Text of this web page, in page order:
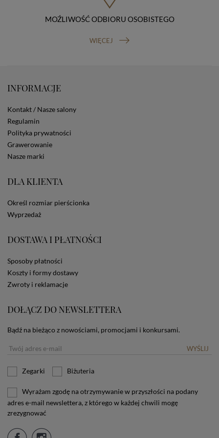
Osobowych, ul. Stawki 2, 00-193 Warszawa) oraz
prawo do cofnięcia zgody na przetwarzanie danych
osobowych (masz prawo cofnięcia zgody na
cofnięcie zgody nie ma wpływu na zgodność z prawem
Podanie przez Ciebie danych jest dobrowolne. Jeżeli
zawartości naszej strony
Zautomatyzowane podejmowanie decyzji
Na stronie Sklepu są wykorzystywane pliki cookies.
Stosowane są one w celach zapewnienia maksymalnej
wygody wszystkich użytkowników (w tym Kupujących)
przy korzystaniu ze Sklepu (zapamiętywanie
statystycznych, także przez inne portale, w tym
ze Sklepu bez zmiany ustawień w przeglądarce
dotyczących cookies oznacza, że będą one
stosowanie plików cookies powinien zmienić
informacji o plikach cookies.
MOŹLIWOŚĆ ODBIORU OSOBISTEGO
WIĘCEJ
INFORMACJE
Kontakt / Nasze salony
Regulamin
Polityka prywatności
Grawerowanie
Nasze marki
DLA KLIENTA
Określ rozmiar pierścionka
Wyprzedaż
DOSTAWA I PŁATNOŚCI
Sposoby płatności
Koszty i formy dostawy
Zwroty i reklamacje
DOŁĄCZ DO NEWSLETTERA
Bądź na bieżąco z nowościami, promocjami i konkursami.
WYŚLIJ
Zegarki Biżuteria
Wyrażam zgodę na otrzymywanie w przyszłości na podany
adres e-mail newslettera, z którego w każdej chwili mogę
zrezygnować